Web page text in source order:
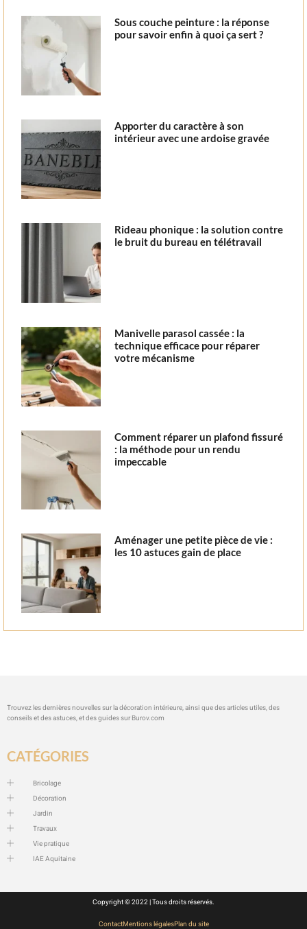
Sous couche peinture : la réponse
pour savoir enfin à quoi ça sert ?
Apporter du caractère à son
intérieur avec une ardoise gravée
Rideau phonique : la solution contre
le bruit du bureau en télétravail
Manivelle parasol cassée : la
technique efficace pour réparer
votre mécanisme
Comment réparer un plafond fissuré
: la méthode pour un rendu
impeccable
Aménager une petite pièce de vie :
les 10 astuces gain de place
Trouvez les dernières nouvelles sur la décoration intérieure, ainsi que des articles utiles, des
conseils et des astuces, et des guides sur Burov.com
CATÉGORIES
Bricolage
Décoration
Jardin
Travaux
Vie pratique
IAE Aquitaine
Copyright © 2022 | Tous droits réservés.
ContactMentions légalesPlan du site